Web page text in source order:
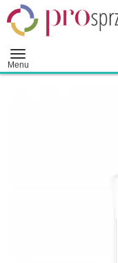
Menu